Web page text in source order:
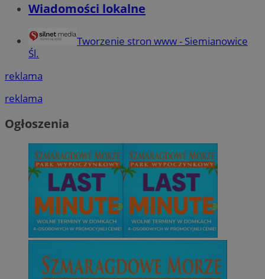
Wiadomości lokalne
Tworzenie stron www - Siemianowice
Śl.
reklama
reklama
Ogłoszenia